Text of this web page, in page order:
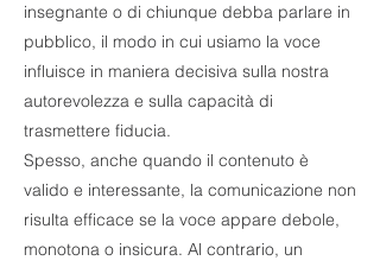
insegnante o di chiunque debba parlare in
pubblico, il modo in cui usiamo la voce
influisce in maniera decisiva sulla nostra
autorevolezza e sulla capacità di
trasmettere fiducia.
Spesso, anche quando il contenuto è
valido e interessante, la comunicazione non
risulta efficace se la voce appare debole,
monotona o insicura. Al contrario, un